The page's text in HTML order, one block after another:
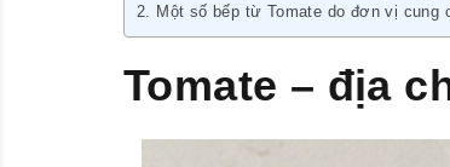
Một số bếp từ Tomate do đơn vị cung
Tomate – địa